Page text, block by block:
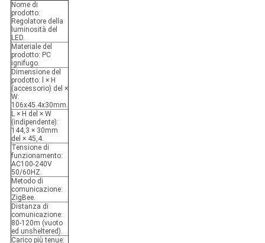
Nome di
prodotto:
Regolatore della
luminosità del
LED.
Materiale del
prodotto: PC
ignifugo.
Dimensione del
prodotto:
l × H
(accessorio) del ×
W:
106x45.4x30mm.
L × H del × W
(indipendente):
144,3 × 30mm
del × 45,4.
Tensione di
funzionamento:
AC100-240V
50/60HZ.
Metodo di
comunicazione:
ZigBee.
Distanza di
comunicazione:
80-120m (vuoto
ed unsheltered).
Carico più tenue: